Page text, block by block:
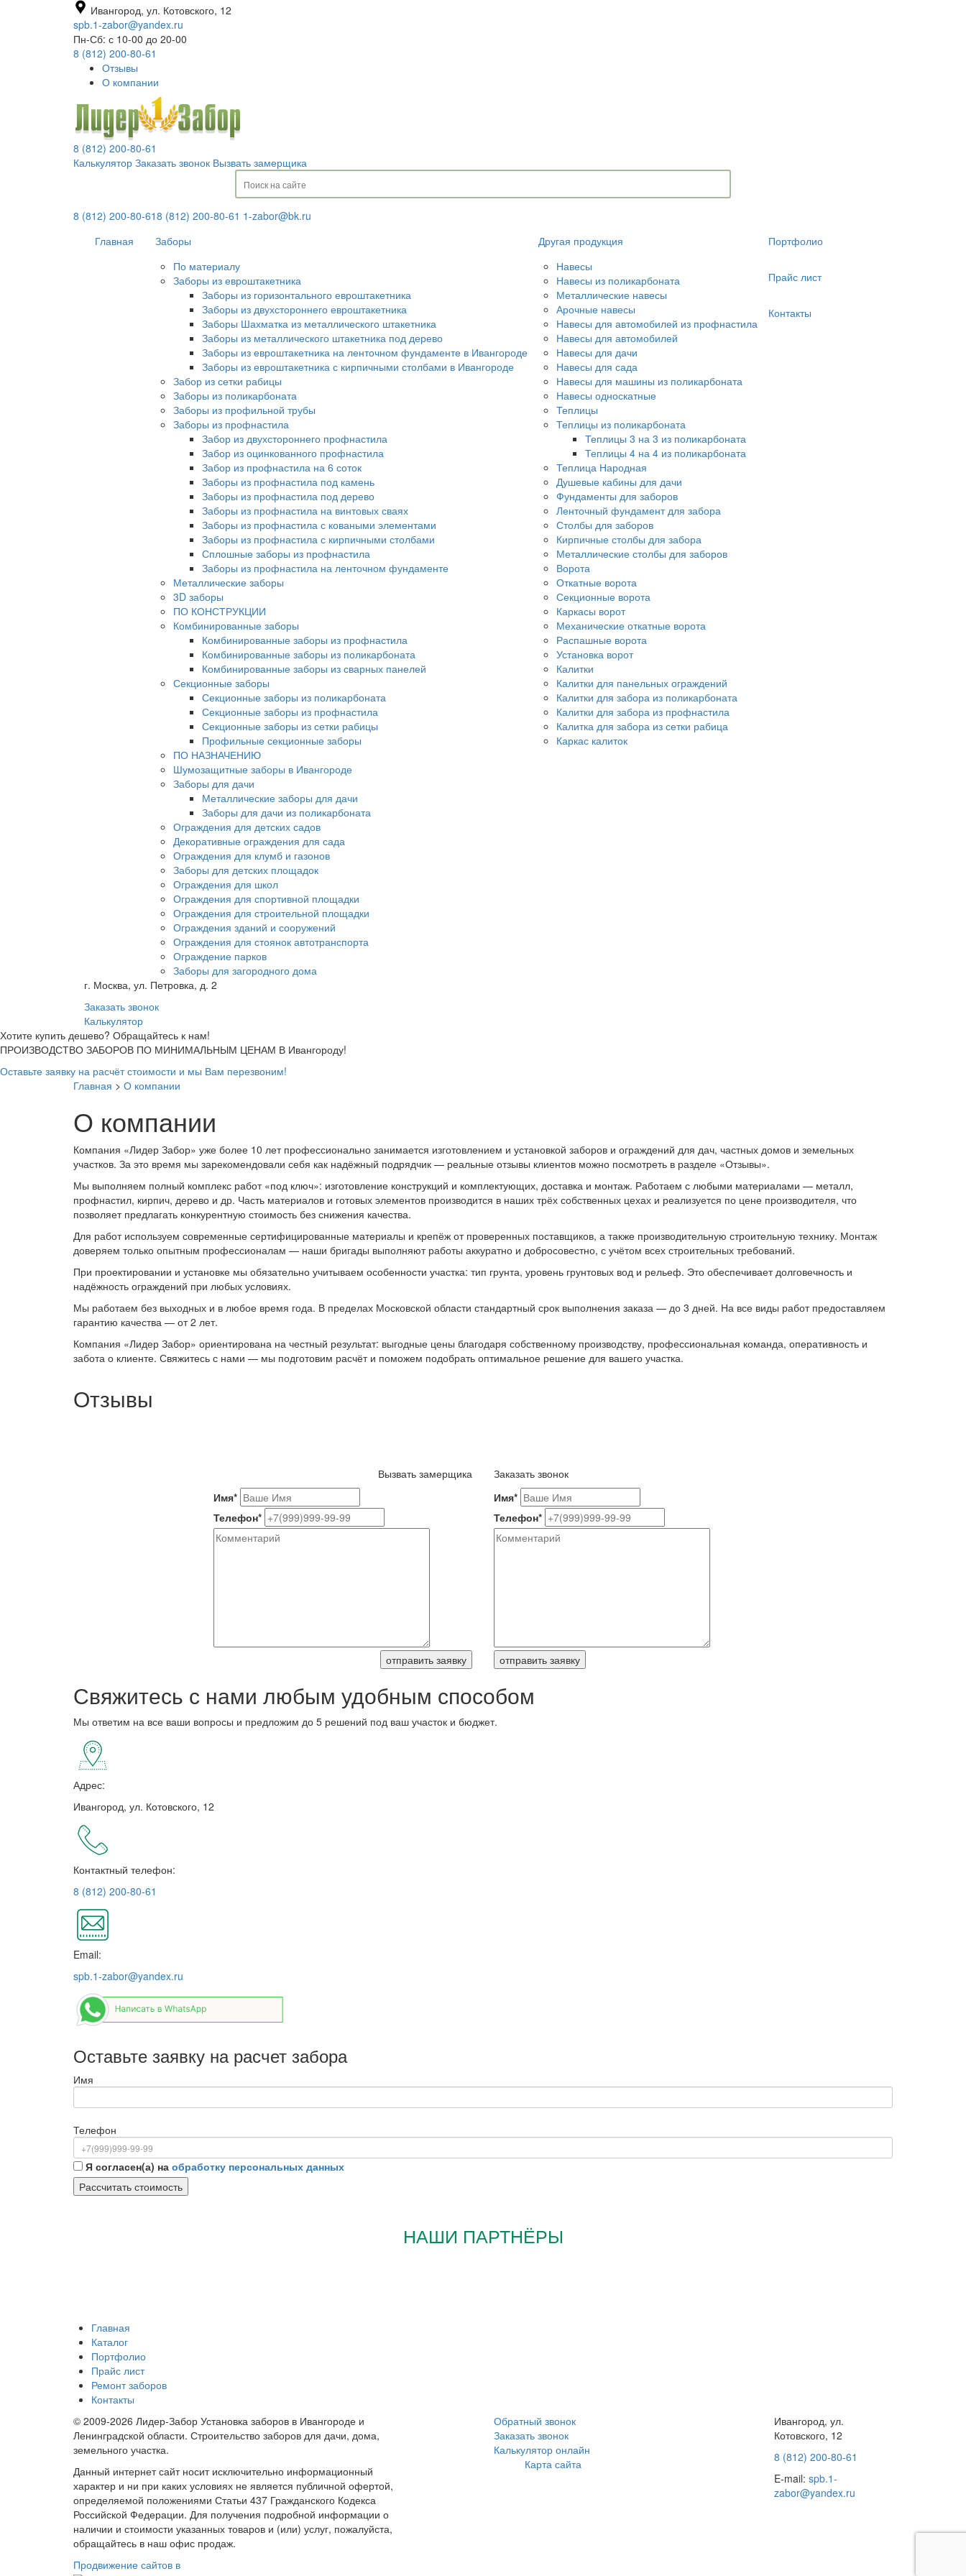
Ивангород, ул. Котовского, 12
spb.1-zabor@yandex.ru
Пн-Сб: с 10-00 до 20-00
8 (812) 200-80-61
Отзывы
О компании
8 (812) 200-80-61
Калькулятор Заказать звонок Вызвать замерщика
8 (812) 200-80-61
Главная
Заборы
По материалу
Заборы из евроштакетника
Заборы из горизонтального евроштакетника
Заборы из двухстороннего евроштакетника
Заборы Шахматка из металлического штакетника
Заборы из металлического штакетника под дерево
Заборы из евроштакетника на ленточном фундаменте в Ивангороде
Заборы из евроштакетника с кирпичными столбами в Ивангороде
Забор из сетки рабицы
Заборы из поликарбоната
Заборы из профильной трубы
Заборы из профнастила
Забор из двухстороннего профнастила
Забор из оцинкованного профнастила
Забор из профнастила на 6 соток
Заборы из профнастила под камень
Заборы из профнастила под дерево
Заборы из профнастила на винтовых сваях
Заборы из профнастила с коваными элементами
Заборы из профнастила с кирпичными столбами
Сплошные заборы из профнастила
Заборы из профнастила на ленточном фундаменте
Металлические заборы
3D заборы
ПО КОНСТРУКЦИИ
Комбинированные заборы
Комбинированные заборы из профнастила
Комбинированные заборы из поликарбоната
Комбинированные заборы из сварных панелей
Секционные заборы
Секционные заборы из поликарбоната
Секционные заборы из профнастила
Секционные заборы из сетки рабицы
Профильные секционные заборы
ПО НАЗНАЧЕНИЮ
Шумозащитные заборы в Ивангороде
Заборы для дачи
Металлические заборы для дачи
Заборы для дачи из поликарбоната
Ограждения для детских садов
Декоративные ограждения для сада
Ограждения для клумб и газонов
Заборы для детских площадок
Ограждения для школ
Ограждения для спортивной площадки
Ограждения для строительной площадки
Ограждения зданий и сооружений
Ограждения для стоянок автотранспорта
Ограждение парков
Заборы для загородного дома
Другая продукция
Навесы
Навесы из поликарбоната
Металлические навесы
Арочные навесы
Навесы для автомобилей из профнастила
Навесы для автомобилей
Навесы для дачи
Навесы для сада
Навесы для машины из поликарбоната
Навесы односкатные
Теплицы
Теплицы из поликарбоната
Теплицы 3 на 3 из поликарбоната
Теплицы 4 на 4 из поликарбоната
Теплица Народная
Душевые кабины для дачи
Фундаменты для заборов
Ленточный фундамент для забора
Столбы для заборов
Кирпичные столбы для забора
Металлические столбы для заборов
Ворота
Откатные ворота
Секционные ворота
Каркасы ворот
Механические откатные ворота
Распашные ворота
Установка ворот
Калитки
Калитки для панельных ограждений
Калитки для забора из поликарбоната
Калитки для забора из профнастила
Калитка для забора из сетки рабица
Каркас калиток
Портфолио
Прайс лист
Контакты
8 (812) 200-80-61 1-zabor@bk.ru
г. Москва, ул. Петровка, д. 2
Заказать звонок
Калькулятор
Хотите купить дешево? Обращайтесь к нам!
ПРОИЗВОДСТВО ЗАБОРОВ ПО МИНИМАЛЬНЫМ ЦЕНАМ В Ивангороду!
Оставьте заявку на расчёт стоимости и мы Вам перезвоним!
Главная > О компании
О компании
Компания «Лидер Забор» уже более 10 лет профессионально занимается изготовлением и установкой заборов и ограждений для дач, частных домов и земельных
участков. За это время мы зарекомендовали себя как надёжный подрядчик — реальные отзывы клиентов можно посмотреть в разделе «Отзывы».
Мы выполняем полный комплекс работ «под ключ»: изготовление конструкций и комплектующих, доставка и монтаж. Работаем с любыми материалами — металл,
профнастил, кирпич, дерево и др. Часть материалов и готовых элементов производится в наших трёх собственных цехах и реализуется по цене производителя, что
позволяет предлагать конкурентную стоимость без снижения качества.
Для работ используем современные сертифицированные материалы и крепёж от проверенных поставщиков, а также производительную строительную технику. Монтаж
доверяем только опытным профессионалам — наши бригады выполняют работы аккуратно и добросовестно, с учётом всех строительных требований.
При проектировании и установке мы обязательно учитываем особенности участка: тип грунта, уровень грунтовых вод и рельеф. Это обеспечивает долговечность и
надёжность ограждений при любых условиях.
Мы работаем без выходных и в любое время года. В пределах Московской области стандартный срок выполнения заказа — до 3 дней. На все виды работ предоставляем
гарантию качества — от 2 лет.
Компания «Лидер Забор» ориентирована на честный результат: выгодные цены благодаря собственному производству, профессиональная команда, оперативность и
забота о клиенте. Свяжитесь с нами — мы подготовим расчёт и поможем подобрать оптимальное решение для вашего участка.
Отзывы
Вызвать замерщика
Имя*
Телефон*
Заказать звонок
Имя*
Телефон*
Свяжитесь с нами любым удобным способом
Мы ответим на все ваши вопросы и предложим до 5 решений под ваш участок и бюджет.
Адрес:
Ивангород, ул. Котовского, 12
Контактный телефон:
8 (812) 200-80-61
Email:
spb.1-zabor@yandex.ru
Оставьте заявку на расчет забора
Имя
Телефон
Я согласен(а) на обработку персональных данных
НАШИ ПАРТНЁРЫ
Главная
Каталог
Портфолио
Прайс лист
Ремонт заборов
Контакты
© 2009-2026 Лидер-Забор Установка заборов в Ивангороде и
Ленинградской области. Строительство заборов для дачи, дома,
земельного участка.
Данный интернет сайт носит исключительно информационный
характер и ни при каких условиях не является публичной офертой,
определяемой положениями Статьи 437 Гражданского Кодекса
Российской Федерации. Для получения подробной информации о
наличии и стоимости указанных товаров и (или) услуг, пожалуйста,
обращайтесь в наш офис продаж.
Продвижение сайтов в
Обратный звонок
Заказать звонок
Калькулятор онлайн
Карта сайта
Ивангород, ул.
Котовского, 12
8 (812) 200-80-61
E-mail: spb.1-
zabor@yandex.ru